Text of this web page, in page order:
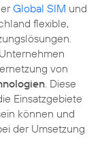
Global SIM und
flexible,
von
. Diese
Einsatzgebiete
können und
der Umsetzung